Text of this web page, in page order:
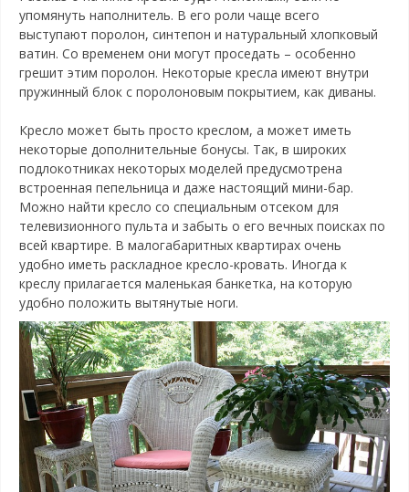
упомянуть наполнитель. В его роли чаще всего
выступают поролон, синтепон и натуральный хлопковый
ватин. Со временем они могут проседать – особенно
грешит этим поролон. Некоторые кресла имеют внутри
пружинный блок с поролоновым покрытием, как диваны.
Кресло может быть просто креслом, а может иметь
некоторые дополнительные бонусы. Так, в широких
подлокотниках некоторых моделей предусмотрена
встроенная пепельница и даже настоящий мини-бар.
Можно найти кресло со специальным отсеком для
телевизионного пульта и забыть о его вечных поисках по
всей квартире. В малогабаритных квартирах очень
удобно иметь раскладное кресло-кровать. Иногда к
креслу прилагается маленькая банкетка, на которую
удобно положить вытянутые ноги.